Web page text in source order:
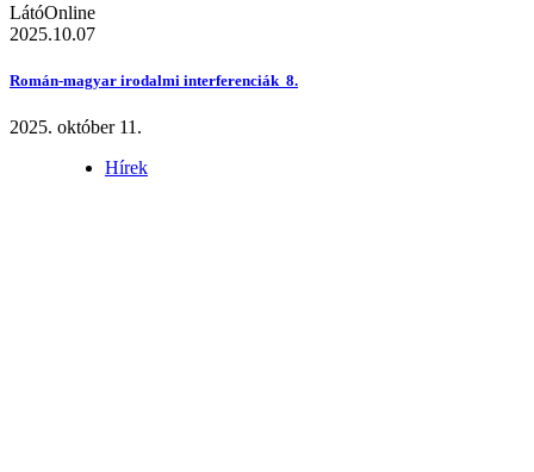
LátóOnline
2025.10.07
Román-magyar irodalmi interferenciák 8.
2025. október 11.
Hírek